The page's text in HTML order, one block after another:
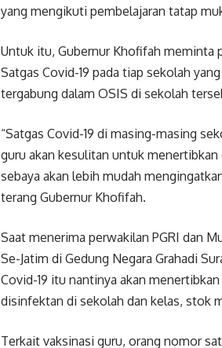
yang mengikuti pembelajaran tatap
Untuk itu, Gubernur Khofifah meminta
Satgas Covid-19 pada tiap sekolah
tergabung dalam OSIS di sekolah
“Satgas Covid-19 di masing-masing
guru akan kesulitan untuk
sebaya akan lebih mudah
terang Gubernur Khofifah.
Saat menerima perwakilan PGRI dan
Se-Jatim di Gedung Negara Grahadi
Covid-19 itu nantinya akan
disinfektan di sekolah dan kelas, stok
Terkait vaksinasi guru, orang nomor